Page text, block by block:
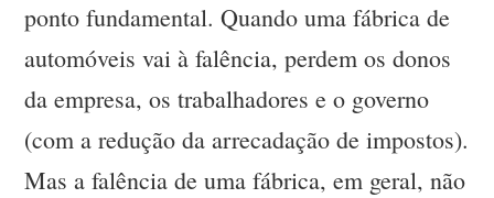
ponto fundamental. Quando uma fábrica de
automóveis vai à falência, perdem os donos
da empresa, os trabalhadores e o governo
(com a redução da arrecadação de impostos).
Mas a falência de uma fábrica, em geral, não